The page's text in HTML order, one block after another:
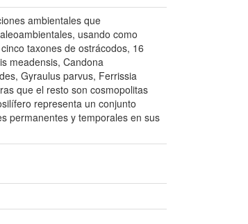
ambientales que
usando como
taxones de ostrácodos, 16
meadensis, Candona
Gyraulus parvus, Ferrissia
que el resto son cosmopolitas
representa un conjunto
permanentes y temporales en sus